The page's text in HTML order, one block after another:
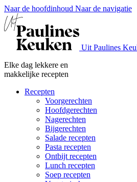
Naar de hoofdinhoud Naar de navigatie
Uit Paulines
Elke dag lekkere en
makkelijke recepten
Recepten
Voorgerechten
Hoofdgerechten
Nagerechten
Bijgerechten
Salade recepten
Pasta recepten
Ontbijt recepten
Lunch recepten
Soep recepten